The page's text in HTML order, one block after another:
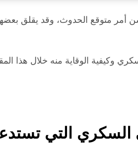
أمر متوقع الحدوث، وقد يقلق
وكيفية الوقاية منه خلال هذا
التي